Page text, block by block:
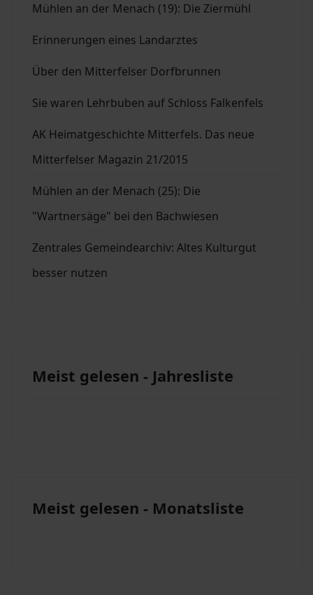
Mühlen an der Menach (19): Die Ziermühl
Erinnerungen eines Landarztes
Über den Mitterfelser Dorfbrunnen
Sie waren Lehrbuben auf Schloss Falkenfels
AK Heimatgeschichte Mitterfels. Das neue
Mitterfelser Magazin 21/2015
Mühlen an der Menach (25): Die
"Wartnersäge" bei den Bachwiesen
Zentrales Gemeindearchiv: Altes Kulturgut
besser nutzen
Meist gelesen - Jahresliste
Meist gelesen - Monatsliste